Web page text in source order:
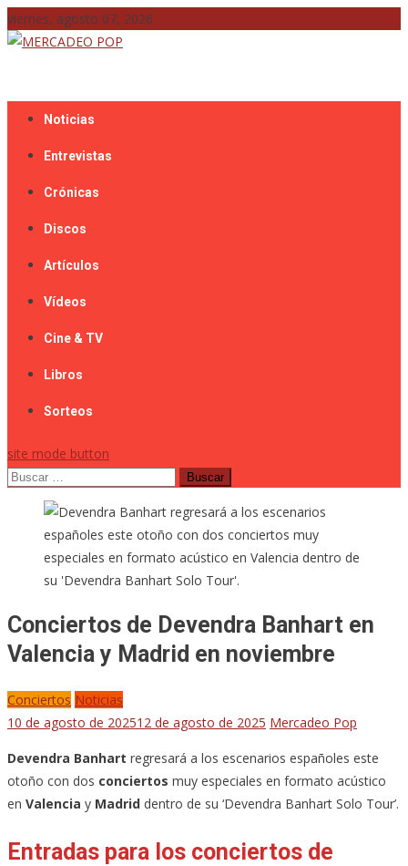
Skip
to
viernes, agosto 07, 2026
Noticias
Entrevistas
Crónicas
Discos
Artículos
Vídeos
Cine & TV
Libros
Sorteos
site mode button
Buscar:
Conciertos de Devendra Banhart en
Valencia y Madrid en noviembre
Conciertos Noticias
10 de agosto de 202512 de agosto de 2025 Mercadeo Pop
Devendra Banhart regresará a los escenarios españoles este
otoño con dos conciertos muy especiales en formato acústico
en Valencia y Madrid dentro de su ‘Devendra Banhart Solo Tour’.
Entradas para los conciertos de